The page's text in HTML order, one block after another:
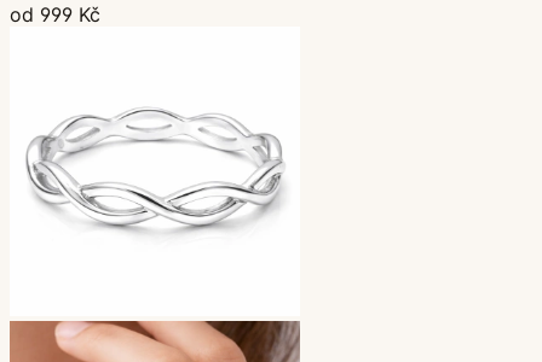
od 999 Kč